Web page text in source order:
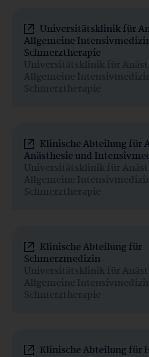
Universitätsklinik für
Allgemeine
Schmerztherapie
Universitätsklinik für
Allgemeine
Schmerztherapie
Klinische Abteilung für
Anästhesie und
Universitätsklinik für
Allgemeine
Schmerztherapie
Klinische Abteilung für
Schmerzmedizin
Universitätsklinik für
Allgemeine
Schmerztherapie
Klinische Abteilung für